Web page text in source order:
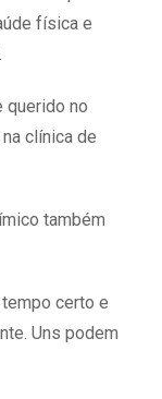
física e
querido no
clínica de
também
certo e
Uns podem